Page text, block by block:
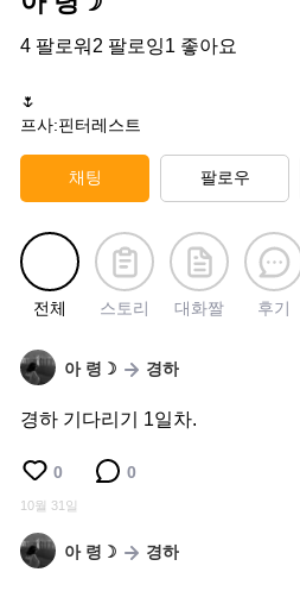
4 팔로워 2 팔로잉1 좋아요
🌷
프사:핀터레스트
채팅 팔로우
전체 스토리 대화짤 후기
아 령☽ 경하
경하 기다리기 1일차.
0 0
10월 31일
아 령☽ 경하